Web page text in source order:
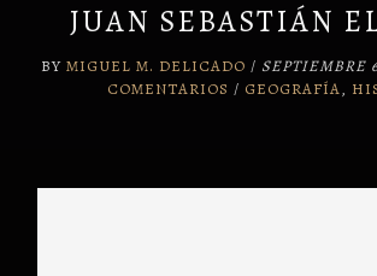
JUAN SEBASTIÁN
BY MIGUEL M. DELICADO / SEPTIEMBRE
COMENTARIOS / GEOGRAFÍA,